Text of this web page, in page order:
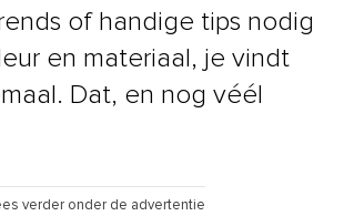
of handige tips nodig
en materiaal, je vindt
Dat, en nog véél
verder onder de advertentie